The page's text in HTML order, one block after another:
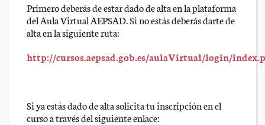
Primero deberás de estar dado de alta en la plataforma
del Aula Virtual AEPSAD. Si no estás deberás darte de
alta en la siguiente ruta:
http://cursos.aepsad.gob.es/aulaVirtual/login/
Si ya estás dado de alta solicita tu inscripción en el
curso a través del siguiente enlace: